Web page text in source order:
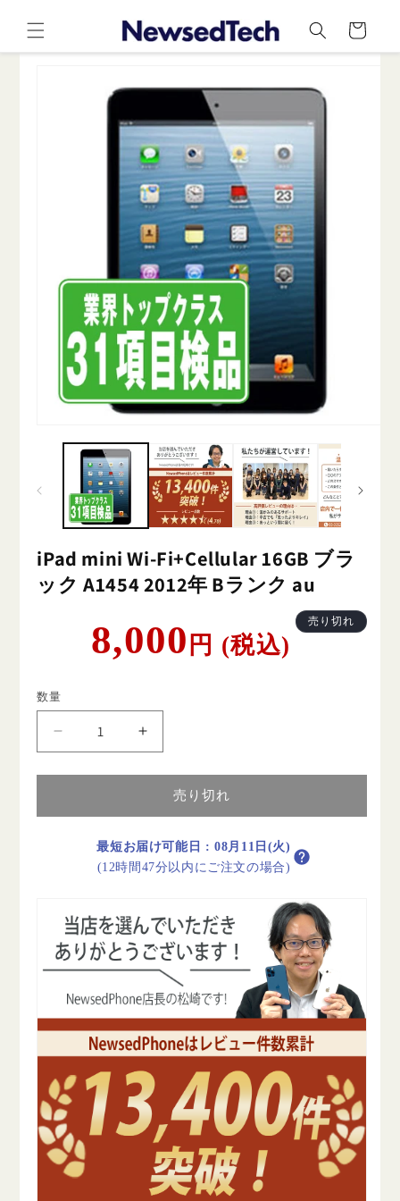
ンツに
進む
ー
ト
iPad mini Wi-Fi+Cellular 16GB ブラ
ック A1454 2012年 Bランク au
常
8,000 円 (税込)
売り切れ
数量
mini
Wi-
16GB
A1454
2012
年
B
ラ
ン
au
の
数
量
を
減
iPad
mini
Wi-
Fi+Cellular
16GB
ラ
ッ
A1454
2012
年
B
ラ
ン
ク
au
の
数
量
を
増
や
売り切れ
最短お届け可能日 :08月11日(火)
(12時間47分以内にご注文の場合)